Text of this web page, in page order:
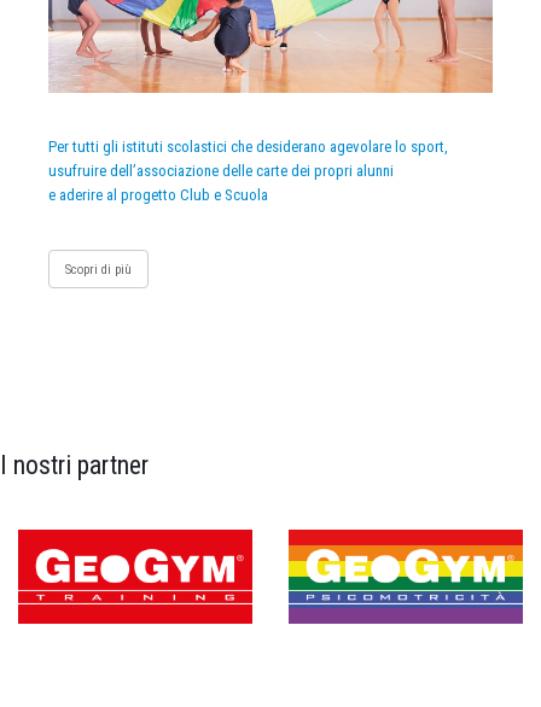
Per tutti gli istituti scolastici che desiderano agevolare lo sport,
usufruire dell’associazione delle carte dei propri alunni
e aderire al progetto Club e Scuola
Scopri di più
I nostri partner